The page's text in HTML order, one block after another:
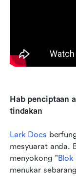
Hab penciptaan
tindakan
Lark Docs
mesyuarat anda.
menyokong "Blok
menukar